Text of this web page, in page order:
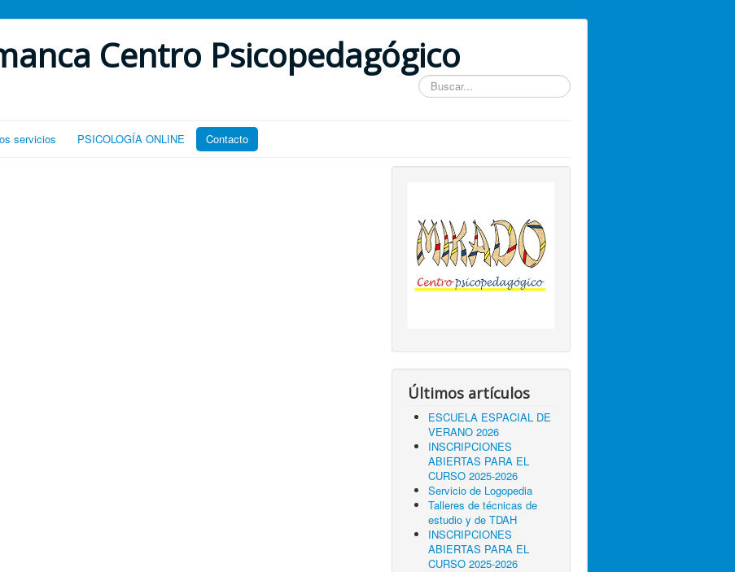
Centro Psicopedagógico
Buscar...
servicios PSICOLOGÍA ONLINE Contacto
Últimos artículos
ESCUELA ESPACIAL DE
VERANO 2026
INSCRIPCIONES
ABIERTAS PARA EL
CURSO 2025-2026
Servicio de Logopedia
Talleres de técnicas de
estudio y de TDAH
INSCRIPCIONES
ABIERTAS PARA EL
CURSO 2025-2026